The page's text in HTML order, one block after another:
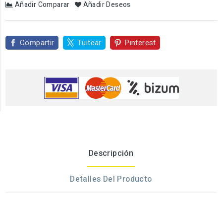
Añadir Comparar Añadir Deseos
Compartir Tuitear Pinterest
Descripción
Detalles Del Producto